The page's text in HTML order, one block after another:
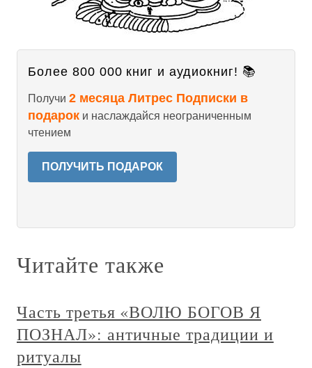
Более 800 000 книг и аудиокниг! 📚
Получи 2 месяца Литрес Подписки в
подарок и наслаждайся неограниченным
чтением
ПОЛУЧИТЬ ПОДАРОК
Читайте также
Часть третья «ВОЛЮ БОГОВ Я
ПОЗНАЛ»: античные традиции и
ритуалы